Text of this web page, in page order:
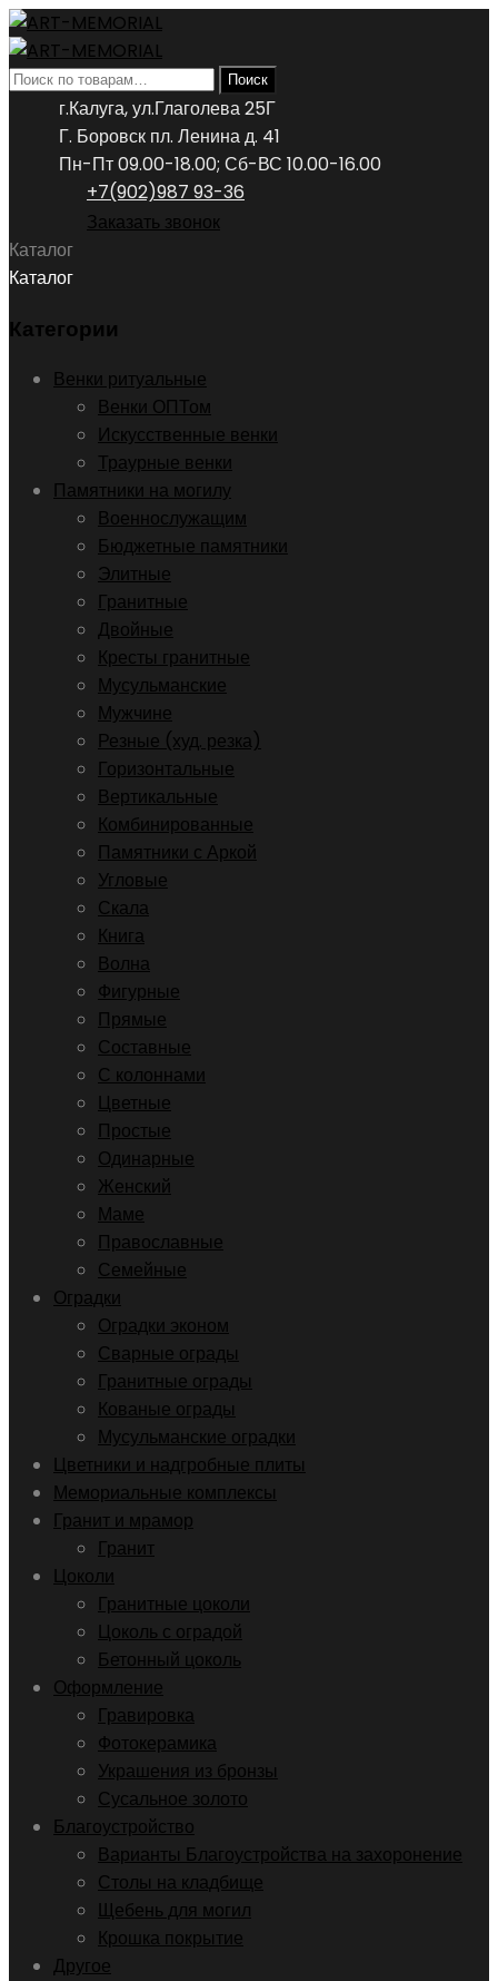
Искать: Поиск
г.Калуга, ул.Глаголева 25Г
Г. Боровск пл. Ленина д. 41
Пн-Пт 09.00-18.00; Сб-ВС 10.00-16.00
+7(902)987 93-36
Заказать звонок
Каталог
Каталог
Категории
Венки ритуальные
Венки ОПТом
Искусственные венки
Траурные венки
Памятники на могилу
Военнослужащим
Бюджетные памятники
Элитные
Гранитные
Двойные
Кресты гранитные
Мусульманские
Мужчине
Резные (худ. резка)
Горизонтальные
Вертикальные
Комбинированные
Памятники с Аркой
Угловые
Скала
Книга
Волна
Фигурные
Прямые
Составные
С колоннами
Цветные
Простые
Одинарные
Женский
Маме
Православные
Семейные
Оградки
Оградки эконом
Сварные ограды
Гранитные ограды
Кованые ограды
Мусульманские оградки
Цветники и надгробные плиты
Мемориальные комплексы
Гранит и мрамор
Гранит
Цоколи
Гранитные цоколи
Цоколь с оградой
Бетонный цоколь
Оформление
Гравировка
Фотокерамика
Украшения из бронзы
Сусальное золото
Благоустройство
Варианты Благоустройства на захоронение
Столы на кладбище
Щебень для могил
Крошка покрытие
Другое